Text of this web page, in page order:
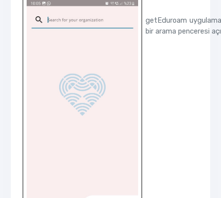
getEduroam
bir arama penceresi